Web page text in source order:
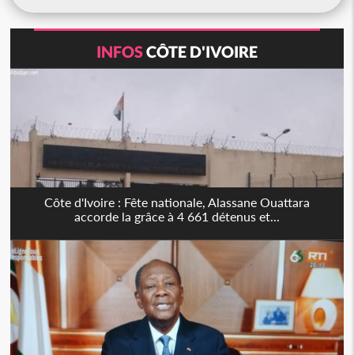
INFOSCÔTE D'IVOIRE
Côte d'Ivoire : Fête nationale, Alassane Ouattara
accorde la grâce à 4 661 détenus et...